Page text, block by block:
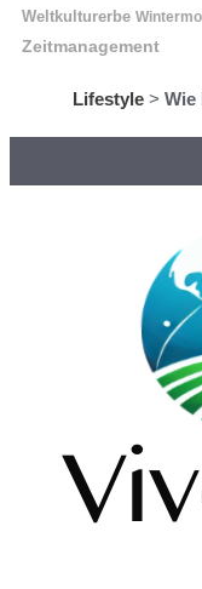
Weltkulturerbe
Zeitmanagement
Lifestyle> Wie